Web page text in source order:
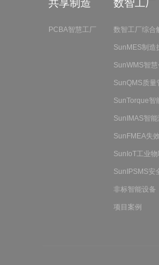
共享制造
PCBA智慧工厂
数智工厂
数智工厂综合
SunMES制造
SunWMS智
SunQMS质量
SunTorque智
SunIMAS智
SunFMEA失
SunIoT工业
SunIPSMS安
非标智能设备
项目案例